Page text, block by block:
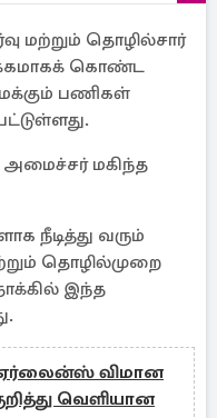
மற்றும் தொழில்சார்
கொண்ட
பணிகள்
அமைச்சர் மகிந்த
நீடித்து வரும்
தொழில்முறை
இந்த
ஏர்லைன்ஸ் விமான
வெளியான